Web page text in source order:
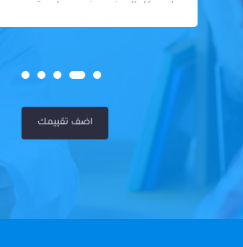
لحد. كل المرضى عنده سواسية
اضف تقييمك